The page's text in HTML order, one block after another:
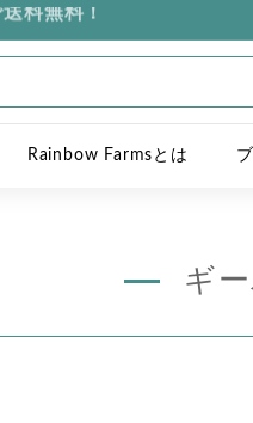
Rainbow Farmsとは
ギ